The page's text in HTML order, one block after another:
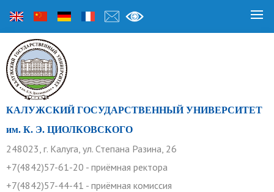
КАЛУЖСКИЙ ГОСУДАРСТВЕННЫЙ УНИВЕРСИТЕТ
им. К. Э. ЦИОЛКОВСКОГО
248023, г. Калуга, ул. Степана Разина, 26
+7(4842)57-61-20 - приёмная ректора
+7(4842)57-44-41 - приёмная комиссия